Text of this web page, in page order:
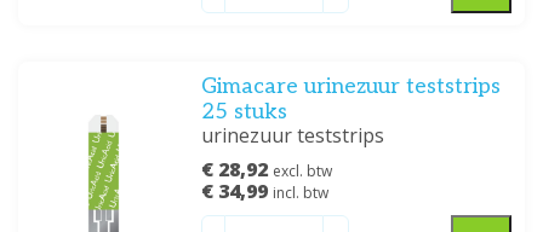
Gimacare urinezuur teststrips
25 stuks
urinezuur teststrips
€ 28,92 excl. btw
€ 34,99 incl. btw